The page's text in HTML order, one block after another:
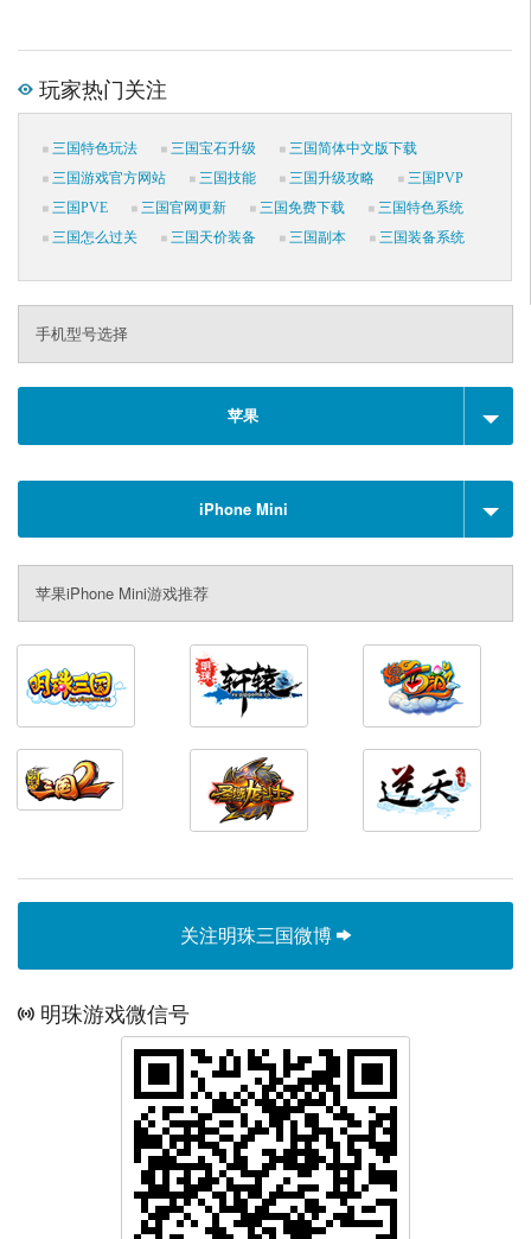
玩家热门关注
三国特色玩法 三国宝石升级
三国简体中文版下载
三国游戏官方网站
三国技能 三国升级攻略
三国PVP
三国PVE
三国官网更新 三国免费下载
三国特色系统
三国怎么过关
三国天价装备 三国副本 三国装备系统
手机型号选择
苹果
iPhone Mini
苹果iPhone Mini游戏推荐
关注明珠三国微博
明珠游戏微信号